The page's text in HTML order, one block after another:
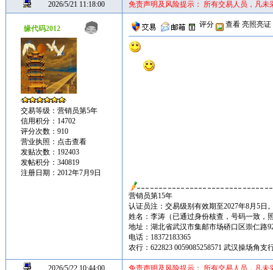
2026/5/21 11:18:00 免责声明及风险提示： 所有交易人员，凡
缘代码2012
交易等级：营销员第5年
信用积分：14702
评分次数：910
营业执照： 点击查看
发贴次数：192403
发帖积分：340819
注册日期：2012年7月9日
评分 查看 亮照亮证
营销员第15年
认证员注：交易级别有效期至2027年8月5日
姓名：李涛（已通过身份核查，号码一致，
地址：湖北省武汉市集邮市场硚口区崇仁路
电话：18372183365
农行：622823 0059085258571 武汉操场角支
2026/5/22 10:44:00 免责声明及风险提示： 所有交易人员，凡